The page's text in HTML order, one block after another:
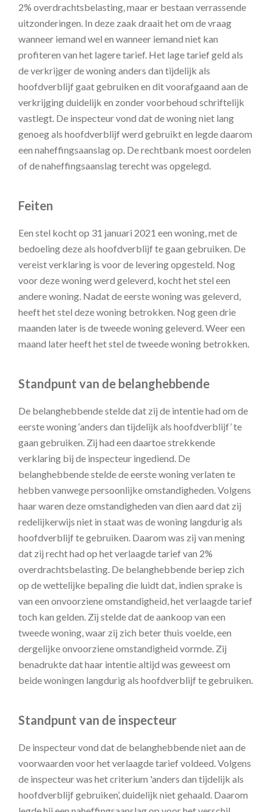
2% overdrachtsbelasting, maar er bestaan verrassende
uitzonderingen. In deze zaak draait het om de vraag
wanneer iemand wel en wanneer iemand niet kan
profiteren van het lagere tarief. Het lage tarief geld als
de verkrijger de woning anders dan tijdelijk als
hoofdverblijf gaat gebruiken en dit voorafgaand aan de
verkrijging duidelijk en zonder voorbehoud schriftelijk
vastlegt. De inspecteur vond dat de woning niet lang
genoeg als hoofdverblijf werd gebruikt en legde daarom
een naheffingsaanslag op. De rechtbank moest oordelen
of de naheffingsaanslag terecht was opgelegd.
Feiten
Een stel kocht op 31 januari 2021 een woning, met de
bedoeling deze als hoofdverblijf te gaan gebruiken. De
vereist verklaring is voor de levering opgesteld. Nog
voor deze woning werd geleverd, kocht het stel een
andere woning. Nadat de eerste woning was geleverd,
heeft het stel deze woning betrokken. Nog geen drie
maanden later is de tweede woning geleverd. Weer een
maand later heeft het stel de tweede woning betrokken.
Standpunt van de belanghebbende
De belanghebbende stelde dat zij de intentie had om de
eerste woning ‘anders dan tijdelijk als hoofdverblijf’ te
gaan gebruiken. Zij had een daartoe strekkende
verklaring bij de inspecteur ingediend. De
belanghebbende stelde de eerste woning verlaten te
hebben vanwege persoonlijke omstandigheden. Volgens
haar waren deze omstandigheden van dien aard dat zij
redelijkerwijs niet in staat was de woning langdurig als
hoofdverblijf te gebruiken. Daarom was zij van mening
dat zij recht had op het verlaagde tarief van 2%
overdrachtsbelasting. De belanghebbende beriep zich
op de wettelijke bepaling die luidt dat, indien sprake is
van een onvoorziene omstandigheid, het verlaagde tarief
toch kan gelden. Zij stelde dat de aankoop van een
tweede woning, waar zij zich beter thuis voelde, een
dergelijke onvoorziene omstandigheid vormde. Zij
benadrukte dat haar intentie altijd was geweest om
beide woningen langdurig als hoofdverblijf te gebruiken.
Standpunt van de inspecteur
De inspecteur vond dat de belanghebbende niet aan de
voorwaarden voor het verlaagde tarief voldeed. Volgens
de inspecteur was het criterium 'anders dan tijdelijk als
hoofdverblijf gebruiken’, duidelijk niet gehaald. Daarom